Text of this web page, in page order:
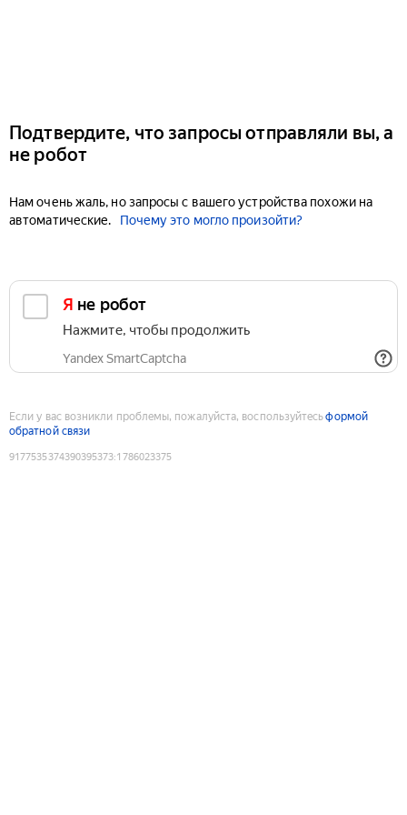
Подтвердите, что запросы отправляли вы, а
не робот
Нам очень жаль, но запросы с вашего устройства похожи на
автоматические.
Почему это могло произойти?
Я не робот
Нажмите, чтобы продолжить
Yandex SmartCaptcha
Если у вас возникли проблемы, пожалуйста, воспользуйтесьформой
обратной связи
9177535374390395373:1786023375